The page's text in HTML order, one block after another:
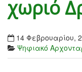
χωριό
14 Φεβρουαρίου,
Ψηφιακό